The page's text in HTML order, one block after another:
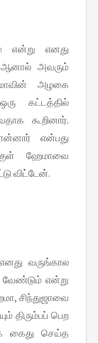
என்று எனது
அவரும்
அழகை
கட்டத்தில்
கூறினார்.
என்பது
ஹேமாவை
விட்டேன்.
வருங்கால
என்று
சிந்துஜாவை
திரும்பப் பெற
கைது செய்த